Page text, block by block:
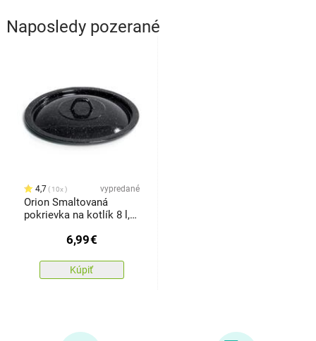
Naposledy pozerané
4,7 10x vypredané
Orion Smaltovaná
pokrievka na kotlík 8 l,
6,99€
Kúpiť